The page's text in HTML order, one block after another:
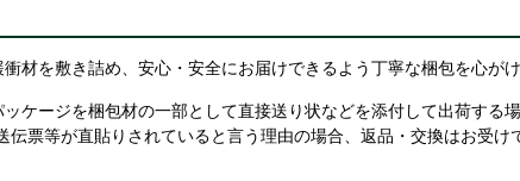
を敷き詰め、安心・安全にお届けできるよう丁寧な梱包を心がけ
ケージを梱包材の一部として直接送り状などを添付して出荷する
票等が直貼りされていると言う理由の場合、返品・交換はお受け